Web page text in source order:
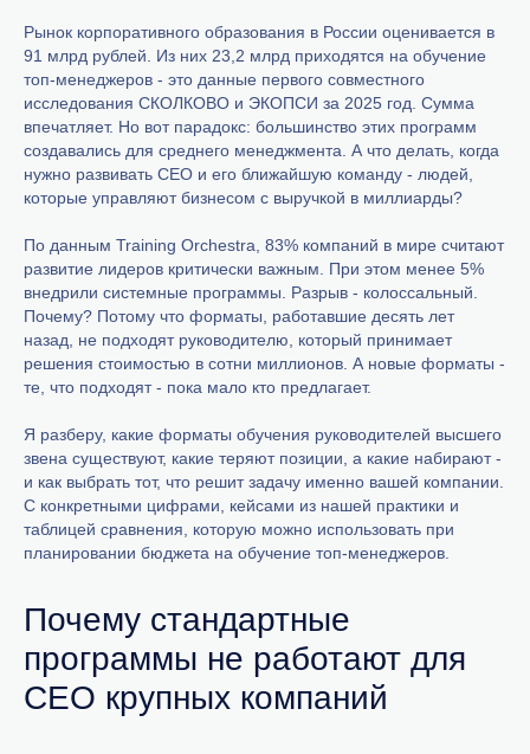
Рынок корпоративного образования в России оценивается в
91 млрд рублей. Из них 23,2 млрд приходятся на обучение
топ-менеджеров - это данные первого совместного
исследования СКОЛКОВО и ЭКОПСИ за 2025 год. Сумма
впечатляет. Но вот парадокс: большинство этих программ
создавались для среднего менеджмента. А что делать, когда
нужно развивать CEO и его ближайшую команду - людей,
которые управляют бизнесом с выручкой в миллиарды?
По данным Training Orchestra, 83% компаний в мире считают
развитие лидеров критически важным. При этом менее 5%
внедрили системные программы. Разрыв - колоссальный.
Почему? Потому что форматы, работавшие десять лет
назад, не подходят руководителю, который принимает
решения стоимостью в сотни миллионов. А новые форматы -
те, что подходят - пока мало кто предлагает.
Я разберу, какие форматы обучения руководителей высшего
звена существуют, какие теряют позиции, а какие набирают -
и как выбрать тот, что решит задачу именно вашей компании.
С конкретными цифрами, кейсами из нашей практики и
таблицей сравнения, которую можно использовать при
планировании бюджета на обучение топ-менеджеров.
Почему стандартные
программы не работают для
CEO крупных компаний